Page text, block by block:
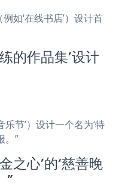
如‘在线书店’）设计首
的作品集’设计
节’）设计一个名为‘特
。”
之心’的‘慈善晚
”